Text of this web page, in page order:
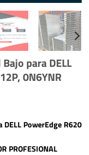
para DELL
0N6YNR
PowerEdge R620
PROFESIONAL